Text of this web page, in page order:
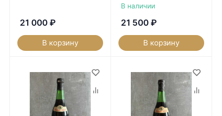
21 000 ₽
В корзину
В наличии
21 500 ₽
В корзину